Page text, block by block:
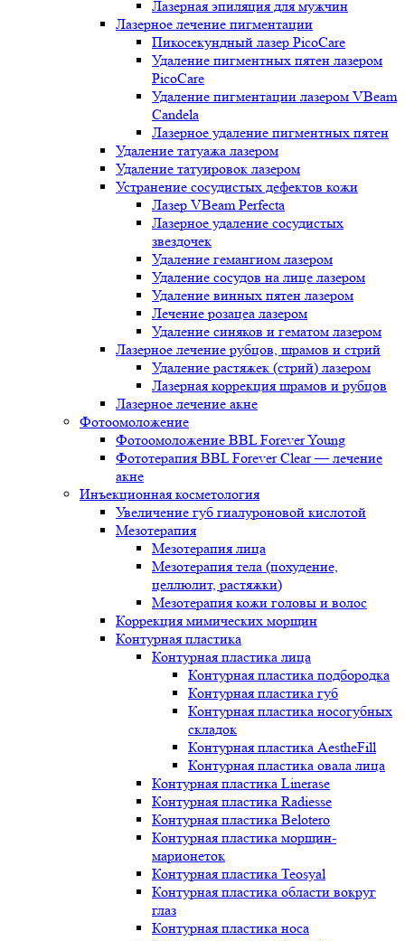
Лазерная эпиляция для мужчин
Лазерное лечение пигментации
Пикосекундный лазер PicoCare
Удаление пигментных пятен лазером
PicoCare
Удаление пигментации лазером VBeam
Candela
Лазерное удаление пигментных пятен
Удаление татуажа лазером
Удаление татуировок лазером
Устранение сосудистых дефектов кожи
Лазер VBeam Perfecta
Лазерное удаление сосудистых
звездочек
Удаление гемангиом лазером
Удаление сосудов на лице лазером
Удаление винных пятен лазером
Лечение розацеа лазером
Удаление синяков и гематом лазером
Лазерное лечение рубцов, шрамов и стрий
Удаление растяжек (стрий) лазером
Лазерная коррекция шрамов и рубцов
Лазерное лечение акне
Фотоомоложение
Фотоомоложение BBL Forever Young
Фототерапия BBL Forever Clear — лечение
акне
Инъекционная косметология
Увеличение губ гиалуроновой кислотой
Мезотерапия
Мезотерапия лица
Мезотерапия тела (похудение,
целлюлит, растяжки)
Мезотерапия кожи головы и волос
Коррекция мимических морщин
Контурная пластика
Контурная пластика лица
Контурная пластика подбородка
Контурная пластика губ
Контурная пластика носогубных
складок
Контурная пластика AestheFill
Контурная пластика овала лица
Контурная пластика Linerase
Контурная пластика Radiesse
Контурная пластика Belotero
Контурная пластика морщин-
марионеток
Контурная пластика Teosyal
Контурная пластика области вокруг
глаз
Контурная пластика носа